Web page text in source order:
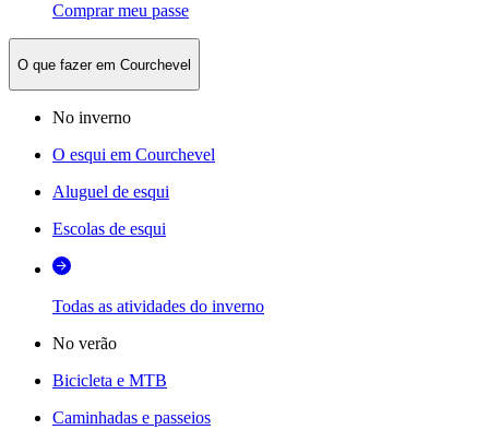
Comprar meu passe
O que fazer em Courchevel
No inverno
O esqui em Courchevel
Aluguel de esqui
Escolas de esqui
Todas as atividades do inverno
No verão
Bicicleta e MTB
Caminhadas e passeios